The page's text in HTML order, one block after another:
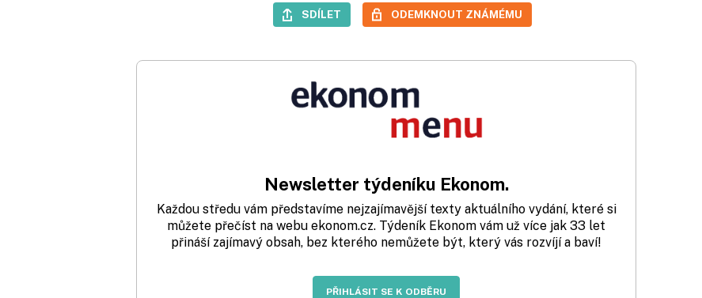
SDÍLET ODEMKNOUT ZNÁMÉMU
Newsletter týdeníku Ekonom.
Každou středu vám představíme nejzajímavější texty aktuálního vydání, které si
můžete přečíst na webu ekonom.cz. Týdeník Ekonom vám už více jak 33 let
přináší zajímavý obsah, bez kterého nemůžete být, který vás rozvíjí a baví!
PŘIHLÁSIT SE K ODBĚRU